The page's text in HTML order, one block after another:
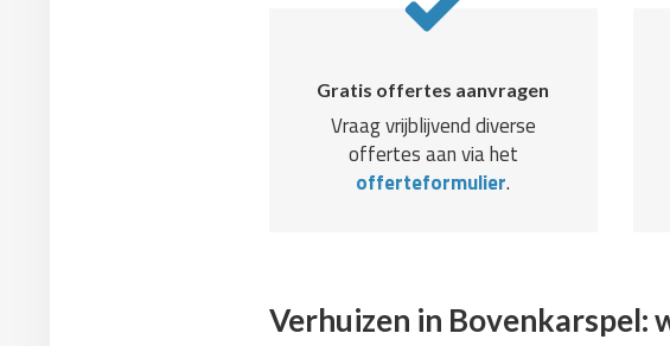
Gratis offertes aanvragen
Vraag vrijblijvend diverse
offertes aan via het
offerteformulier.
Verhuizen in Bovenkarspel: